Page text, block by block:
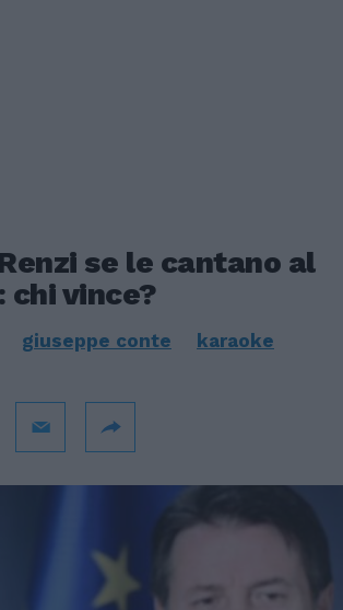
se le cantano al
chi vince?
giuseppe conte
karaoke